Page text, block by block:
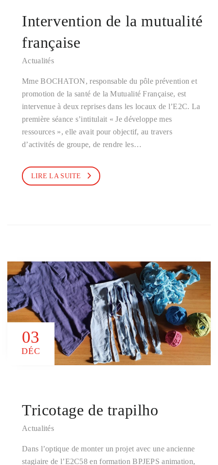
Intervention de la mutualité
française
Actualités
Mme BOCHATON, responsable du pôle prévention et
promotion de la santé de la Mutualité Française, est
intervenue à deux reprises dans les locaux de l’E2C. La
première séance s’intitulait « Je développe mes
ressources », elle avait pour objectif, au travers
d’activités de groupe, de rendre les…
LIRE LA SUITE
03
DÉC
Tricotage de trapilho
Actualités
Dans l’optique de monter un projet avec une ancienne
stagiaire de l’E2C58 en formation BPJEPS animation,